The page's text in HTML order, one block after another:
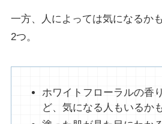
一方、人によっては気になるか
2つ。
ホワイトフローラルの香
ど、気になる人もいるかも